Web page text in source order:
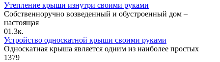
Утепление крыши изнутри своими руками
Собственноручно возведенный и обустроенный дом –
настоящая
01.3к.
Устройство односкатной крыши своими руками
Односкатная крыша является одним из наиболее простых
1379